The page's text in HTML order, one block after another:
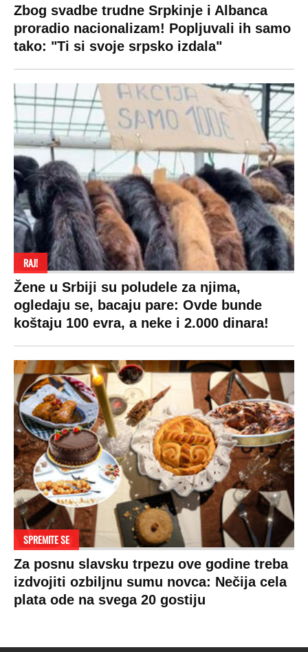
Zbog svadbe trudne Srpkinje i Albanca
proradio nacionalizam! Popljuvali ih samo
tako: "Ti si svoje srpsko izdala"
RAJ!
Žene u Srbiji su poludele za njima,
ogledaju se, bacaju pare: Ovde bunde
koštaju 100 evra, a neke i 2.000 dinara!
SPREMITE SE
Za posnu slavsku trpezu ove godine treba
izdvojiti ozbiljnu sumu novca: Nečija cela
plata ode na svega 20 gostiju